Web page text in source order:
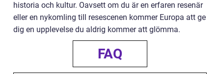
historia och kultur. Oavsett om du är en erfaren resenär
eller en nykomling till resescenen kommer Europa att ge
dig en upplevelse du aldrig kommer att glömma.
FAQ